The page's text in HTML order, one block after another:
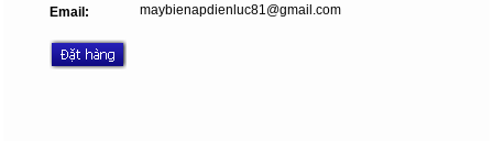
Email:
maybienapdienluc81@gmail.com